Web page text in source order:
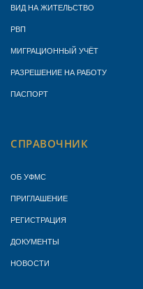
ВИД НА ЖИТЕЛЬСТВО
РВП
МИГРАЦИОННЫЙ УЧЁТ
РАЗРЕШЕНИЕ НА РАБОТУ
ПАСПОРТ
СПРАВОЧНИК
ОБ УФМС
ПРИГЛАШЕНИЕ
РЕГИСТРАЦИЯ
ДОКУМЕНТЫ
НОВОСТИ